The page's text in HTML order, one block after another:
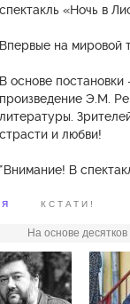
спектакль «Ночь в
Впервые на мировой
В основе постановки
произведение Э.М.
литературы.
страсти и любви!
*Внимание! В
алкоголь вредят
КСТАТИ!
На основе